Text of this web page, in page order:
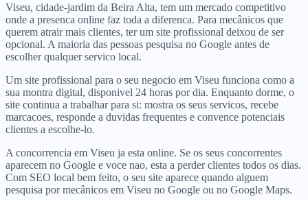
Viseu, cidade-jardim da Beira Alta, tem um mercado competitivo
onde a presenca online faz toda a diferenca. Para mecânicos que
querem atrair mais clientes, ter um site profissional deixou de ser
opcional. A maioria das pessoas pesquisa no Google antes de
escolher qualquer servico local.
Um site profissional para o seu negocio em Viseu funciona como a
sua montra digital, disponivel 24 horas por dia. Enquanto dorme, o
site continua a trabalhar para si: mostra os seus servicos, recebe
marcacoes, responde a duvidas frequentes e convence potenciais
clientes a escolhe-lo.
A concorrencia em Viseu ja esta online. Se os seus concorrentes
aparecem no Google e voce nao, esta a perder clientes todos os dias.
Com SEO local bem feito, o seu site aparece quando alguem
pesquisa por mecânicos em Viseu no Google ou no Google Maps.